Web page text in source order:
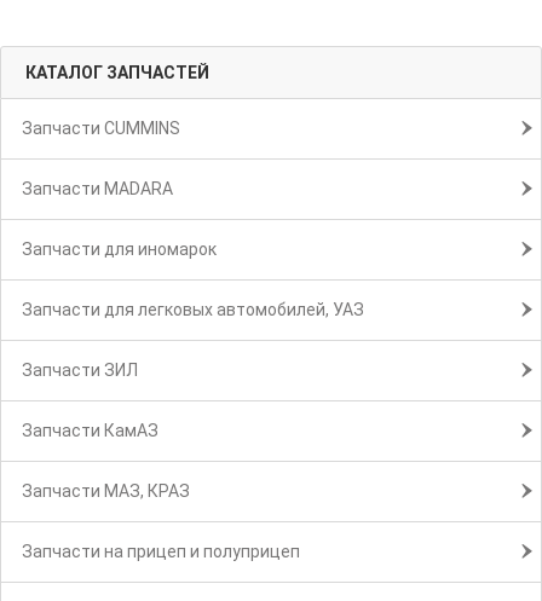
КАТАЛОГ ЗАПЧАСТЕЙ
Запчасти CUMMINS
Запчасти MADARA
Запчасти для иномарок
Запчасти для легковых автомобилей, УАЗ
Запчасти ЗИЛ
Запчасти КамАЗ
Запчасти МАЗ, КРАЗ
Запчасти на прицеп и полуприцеп